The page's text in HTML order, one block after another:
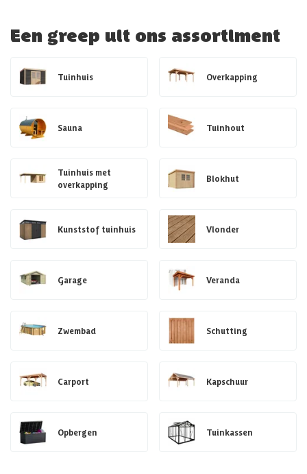
Een greep uit ons assortiment
Tuinhuis Overkapping
Sauna Tuinhout
Tuinhuis met
overkapping
Blokhut
Kunststof tuinhuis Vlonder
Garage Veranda
Zwembad Schutting
Carport Kapschuur
Opbergen Tuinkassen